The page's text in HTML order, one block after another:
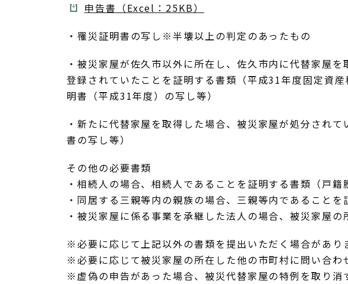
申告書（Excel：25KB）
・罹災証明書の写し※半壊以上の判定のあったもの
・被災家屋が佐久市以外に所在し、佐久市内に代替家屋
登録されていたことを証明する書類（平成31年度固定資
明書（平成31年度）の写し等）
・新たに代替家屋を取得した場合、被災家屋が処分され
書の写し等）
その他の必要書類
・相続人の場合、相続人であることを証明する書類（戸籍
・同居する三親等内の親族の場合、三親等内であること
・被災家屋に係る事業を承継した法人の場合、被災家屋
※必要に応じて上記以外の書類を提出いただく場合があり
※必要に応じて被災家屋の所在した他の市町村に問い合わ
※虚偽の申告があった場合、被災代替家屋の特例を取り消